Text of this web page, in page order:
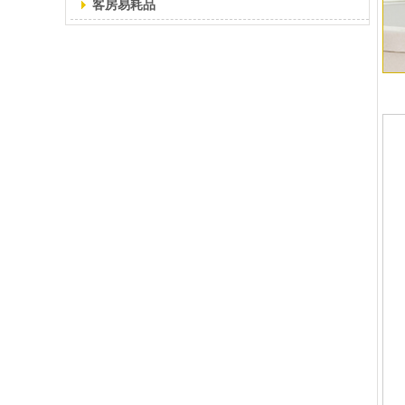
客房易耗品